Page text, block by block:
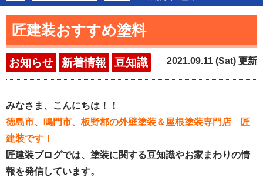
匠建装おすすめ塗料
お知らせ 新着情報 豆知識 2021.09.11 (Sat) 更新
みなさま、こんにちは！！
徳島市、鳴門市、板野郡の外壁塗装＆屋根塗装専門店 匠
建装です！
匠建装ブログでは、塗装に関する豆知識やお家まわりの情
報を発信しています。